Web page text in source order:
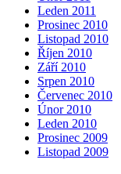
Leden 2011
Prosinec 2010
Listopad 2010
Říjen 2010
Září 2010
Srpen 2010
Červenec 2010
Únor 2010
Leden 2010
Prosinec 2009
Listopad 2009